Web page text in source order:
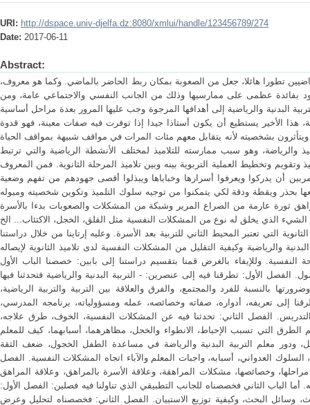
URI: http://dspace.univ-djelfa.dz:8080/xmlui/handle/123456789/274
Date: 2017-06-11
Abstract:
تطورا هائلا، جعل من الصعوبة بمكان ربط الحاضر بالماضي. وكما هو معروف،
بفائدة عظمى على ممارسيها وذلك من الجانب النفسي والاجتماعي عامة، ومن
البدنية والرياضية إلى أهدافها المرجوة وجب عليها المرور بعدة مراحل أساسية
هذا الأخير يستطيع أن يكون أستاذا جيدا إذا توفرت فيه صفات معينة، فهو قدوة
ويتأثرون بشخصيته لأنه يتقابل معهم مئات المرات في مواقف شبيهة بمواقف الحياة
والرياضة، وهو سبب ممارسته للتلاميذ لمختلف الأنشطة الرياضية والتي ترتبط
وتقويم وتخطيط العملية التربوية بينه وبين تلاميذ المرحلة الثانوية. فمن المعروف
أن يدركوا ويعرفوا أسرارها وخباياها ويبذلوا أقصى جهودهم من تفهم وضعية
بحذر ويقظة ودقة لكي يتمكنوا من توجيه سلوك التلميذ وتكوين شخصيته وميوله
ثورة عارمة من الصراع المرير وشبكة من المشكلات والصعوبات بدءا بالأسرة
الشيء الذي يخلق له نوع من المشكلات النفسية مثل القلق، الخجل، الاكتئاب... الخ
التي تعتبر المحيط الثاني للتربية بعد الأسرة. وعليه إرتاينا من خلال دراستنا
والرياضية وكيفية التقليل من المشكلات النفسية لدى تلاميذ الثانوية لإيصاله
النفسية. وللإيفاء بالغرض قمنا بتقسيم دراستنا إلى بابين: خصصنا الباب الأول
الأول: تطرقنا فيه إلى عنصرين: - التربية البدنية والرياضية فتحدثنا فيها
بالنسبة للفرد والمجتمع، والفرق والعلاقة بين التربية والتربية الرياضية،
إلى تعريفه، أدواره، صفاته وخصائصه، عمله ومسؤولياته، برنامجه المدرسي،
التدريس. الفصل الثاني: تحدثنا فيه عن المشكلات النفسية، الخوف، طرق علاجه،
التي تسبب الإحباط، الانطواء والخجل، مظاهرهما، أسبابهما، كيف للمعلم
ودور معلم التربية البدنية والرياضة في مساعدة الطفل الخجول، ضعف الثقة
العدواني، أسبابه، واجبات المعلم والآباء اتجاه المشكلات النفسية. الفصل
مراحلها، وخصائصها، مشكلات المراهقة، وعلاقة الأسرة بالمراهق، وعلاقة المراهق
أما الباب الثاني فخصصناه للجانب التطبيقي الذي تناولنا فيه فصلين: الفصل الأول:
وسائل البحث، وكيفية توزيع الاستبيان. الفصل الثاني: فخصصناه لتحليل وعرض